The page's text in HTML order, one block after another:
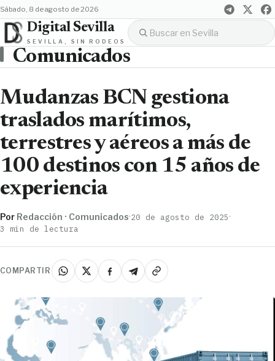
sábado, 8 de agosto de 2026
Digital Sevilla
SEVILLA, SIN RODEOS
Comunicados
Mudanzas BCN gestiona
traslados marítimos,
terrestres y aéreos a más de
100 destinos con 15 años de
experiencia
Por Redacción · Comunicados·20 de agosto de 2025·
3 min de lectura
COMPARTIR